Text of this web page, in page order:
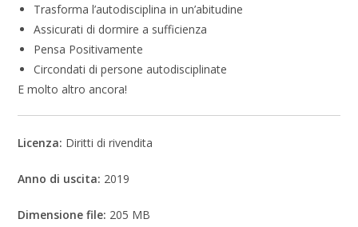
Trasforma l’autodisciplina in un’abitudine
Assicurati di dormire a sufficienza
Pensa Positivamente
Circondati di persone autodisciplinate
E molto altro ancora!
Licenza: Diritti di rivendita
Anno di uscita: 2019
Dimensione file: 205 MB